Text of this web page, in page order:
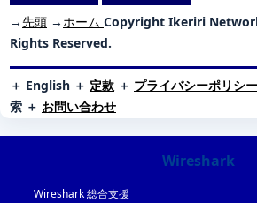
→先頭 →ホーム Copyright Ikeriri
Rights Reserved.
＋ English ＋ 定款 ＋ プライバシーポリシー
索 ＋ お問い合わせ
Wireshark
Wireshark 総合支援